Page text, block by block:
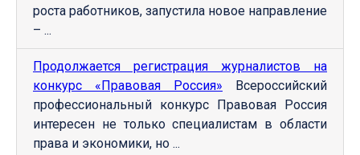
роста работников, запустила новое направление
– ...
Продолжается регистрация журналистов на
конкурс «Правовая Россия» Всероссийский
профессиональный конкурс Правовая Россия
интересен не только специалистам в области
права и экономики, но ...